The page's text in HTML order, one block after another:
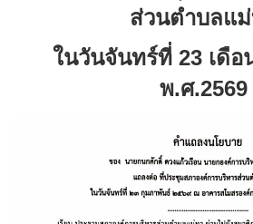
ส่วนตำบลแ
ในวันจันทร์ที่ 23 เดื
พ.ศ.2569